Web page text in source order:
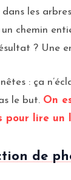
les
un chemin
? Une
: ça
le but. On
pour lire un
de